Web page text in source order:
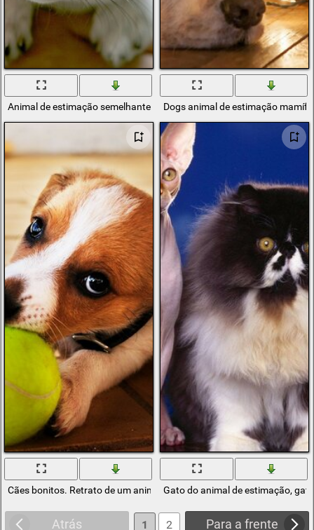
Animal de estimação semelhante a uma raposaDogs animal de estimação
Cães bonitos. Retrato de um animal de estimação amado
Gato do animal de estimação,
Atrás Para a frente
1 2